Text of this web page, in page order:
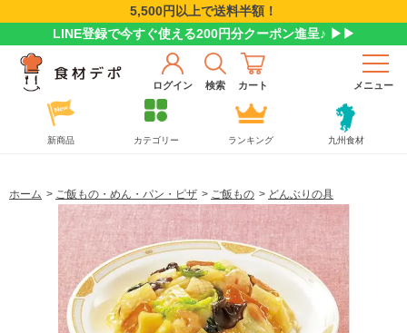
5,500円以上で送料半額！
LINE登録で今すぐ使える200円分クーポン進呈♪ ▶▶
ログイン 検索 カート メニュー
新商品 カテゴリー ランキング 九州食材
ホーム > ご飯もの・めん・パン・ピザ > ご飯もの > どんぶりの具